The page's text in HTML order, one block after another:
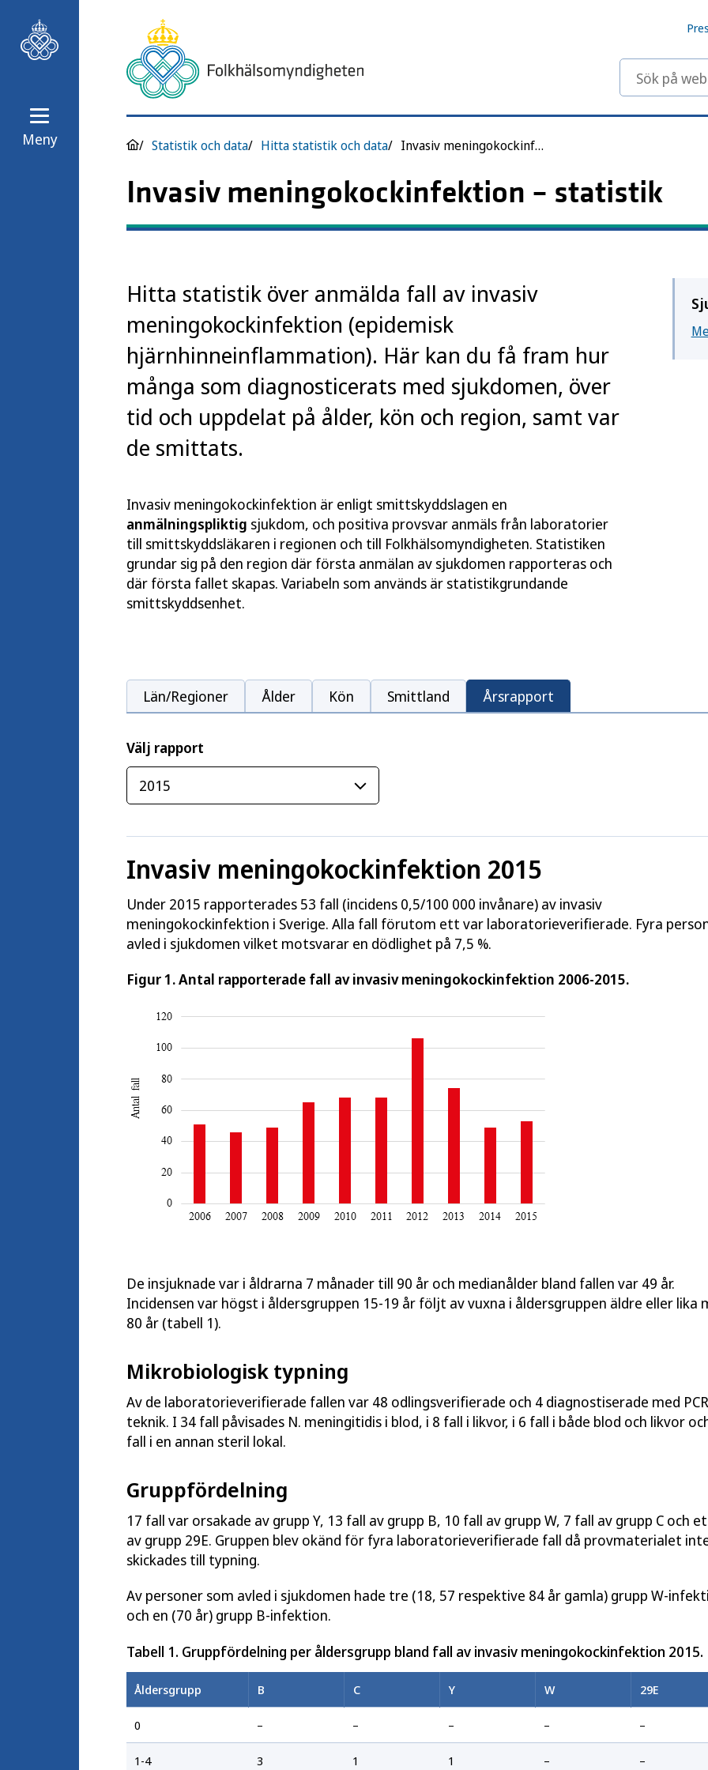
Meny
Sök på
Statistik och data Hitta statistik och data Invasiv meningokockinfektion
Invasiv meningokockinfektion – statistik
Hitta statistik över anmälda fall av invasiv
meningokockinfektion (epidemisk
hjärnhinneinflammation). Här kan du få fram hur
många som diagnosticerats med sjukdomen, över
tid och uppdelat på ålder, kön och region, samt var
de smittats.
Invasiv meningokockinfektion är enligt smittskyddslagen en
anmälningspliktig sjukdom, och positiva provsvar anmäls från laboratorier
till smittskyddsläkaren i regionen och till Folkhälsomyndigheten. Statistiken
grundar sig på den region där första anmälan av sjukdomen rapporteras och
där första fallet skapas. Variabeln som används är statistikgrundande
smittskyddsenhet.
Län/Regioner Ålder Kön Smittland Årsrapport
Välj rapport
Invasiv meningokockinfektion 2015
Under 2015 rapporterades 53 fall (incidens 0,5/100 000 invånare) av invasiv
meningokockinfektion i Sverige. Alla fall förutom ett var laboratorieverifierade. Fyra
avled i sjukdomen vilket motsvarar en dödlighet på 7,5 %.
Figur 1. Antal rapporterade fall av invasiv meningokockinfektion 2006-2015.
De insjuknade var i åldrarna 7 månader till 90 år och medianålder bland fallen var 49 år.
Incidensen var högst i åldersgruppen 15-19 år följt av vuxna i åldersgruppen äldre eller lika
80 år (tabell 1).
Mikrobiologisk typning
Av de laboratorieverifierade fallen var 48 odlingsverifierade och 4 diagnostiserade med
teknik. I 34 fall påvisades N. meningitidis i blod, i 8 fall i likvor, i 6 fall i både blod och likvor
fall i en annan steril lokal.
Gruppfördelning
17 fall var orsakade av grupp Y, 13 fall av grupp B, 10 fall av grupp W, 7 fall av grupp C och
av grupp 29E. Gruppen blev okänd för fyra laboratorieverifierade fall då provmaterialet
skickades till typning.
Av personer som avled i sjukdomen hade tre (18, 57 respektive 84 år gamla) grupp W-
och en (70 år) grupp B-infektion.
Tabell 1. Gruppfördelning per åldersgrupp bland fall av invasiv meningokockinfektion 2015.
Åldersgrupp B C Y W 29E
0 – – – – –
1-4 3 1 1 – –